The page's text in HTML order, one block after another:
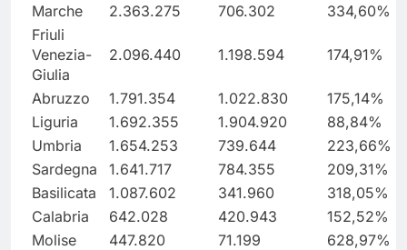
Marche
2.363.275 706.302
334,60%
Friuli
Venezia-
Giulia
2.096.440 1.198.594 174,91%
Abruzzo 1.791.354 1.022.830
175,14%
Liguria
1.692.355 1.904.920
88,84%
Umbria
1.654.253 739.644
223,66%
Sardegna
1.641.717 784.355
209,31%
Basilicata
1.087.602 341.960
318,05%
Calabria
642.028 420.943
152,52%
Molise
447.820 71.199
628,97%